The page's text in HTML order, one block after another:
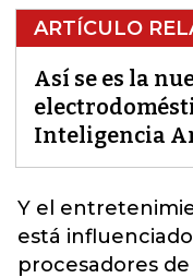
ARTÍCULO
Así se es la
Inteligencia
Y el
está
procesadores